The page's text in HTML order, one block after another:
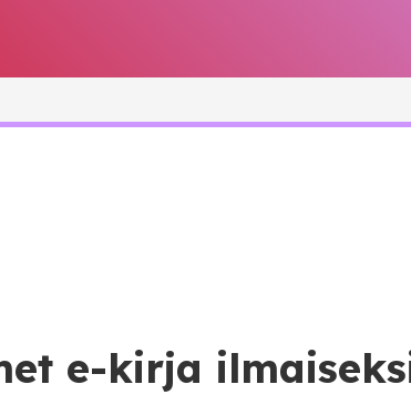
e-kirja